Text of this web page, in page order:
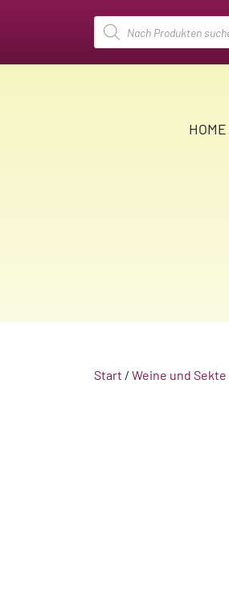
Products
search
HOME
Start / Weine und Sekte